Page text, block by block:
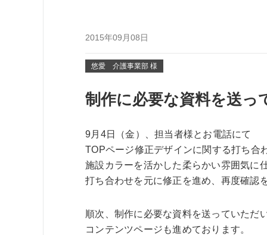
2015年09月08日
悠愛 介護事業部 様
制作に必要な資料を送
9月4日（金）、担当者様とお電話にて
TOPページ修正デザインに関する打ち合
施設カラーを活かした柔らかい雰囲気に
打ち合わせを元に修正を進め、再度確認
順次、制作に必要な資料を送っていただ
コンテンツページも進めております。